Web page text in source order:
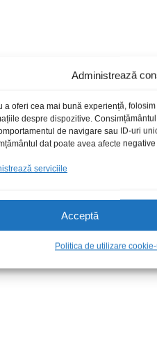
Administrează
a oferi cea mai bună experiență,
despre dispozitive.
de navigare sau ID-uri
dat poate avea afecte
serviciile
Acceptă
Politica de utilizare